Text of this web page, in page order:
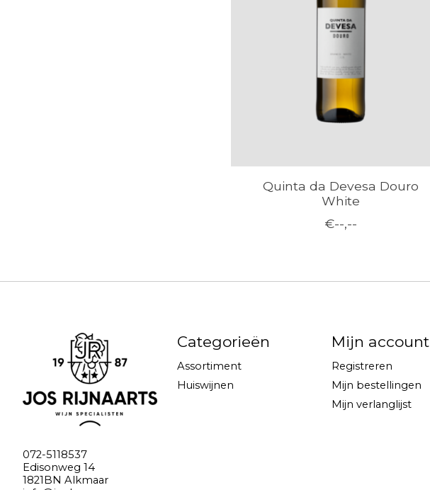
Quinta da Devesa Douro
White
€--,--
072-5118537
Edisonweg 14
1821BN Alkmaar
Categorieën
Assortiment
Huiswijnen
Mijn account
Registreren
Mijn bestellingen
Mijn verlanglijst